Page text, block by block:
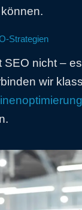
Strategien
SEO nicht –
wir